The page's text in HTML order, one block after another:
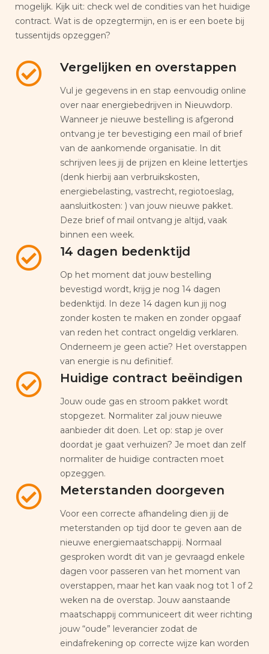
mogelijk. Kijk uit: check wel de condities van het huidige
contract. Wat is de opzegtermijn, en is er een boete bij
tussentijds opzeggen?
Vergelijken en overstappen
Vul je gegevens in en stap eenvoudig online
over naar energiebedrijven in Nieuwdorp.
Wanneer je nieuwe bestelling is afgerond
ontvang je ter bevestiging een mail of brief
van de aankomende organisatie. In dit
schrijven lees jij de prijzen en kleine lettertjes
(denk hierbij aan verbruikskosten,
energiebelasting, vastrecht, regiotoeslag,
aansluitkosten: ) van jouw nieuwe pakket.
Deze brief of mail ontvang je altijd, vaak
binnen een week.
14 dagen bedenktijd
Op het moment dat jouw bestelling
bevestigd wordt, krijg je nog 14 dagen
bedenktijd. In deze 14 dagen kun jij nog
zonder kosten te maken en zonder opgaaf
van reden het contract ongeldig verklaren.
Onderneem je geen actie? Het overstappen
van energie is nu definitief.
Huidige contract beëindigen
Jouw oude gas en stroom pakket wordt
stopgezet. Normaliter zal jouw nieuwe
aanbieder dit doen. Let op: stap je over
doordat je gaat verhuizen? Je moet dan zelf
normaliter de huidige contracten moet
opzeggen.
Meterstanden doorgeven
Voor een correcte afhandeling dien jij de
meterstanden op tijd door te geven aan de
nieuwe energiemaatschappij. Normaal
gesproken wordt dit van je gevraagd enkele
dagen voor passeren van het moment van
overstappen, maar het kan vaak nog tot 1 of 2
weken na de overstap. Jouw aanstaande
maatschappij communiceert dit weer richting
jouw “oude” leverancier zodat de
eindafrekening op correcte wijze kan worden